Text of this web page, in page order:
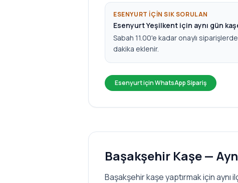
ESENYURT IÇIN SIK SORULAN
Esenyurt Yeşilkent için aynı gün
Sabah 11.00'e kadar onaylı
dakika eklenir.
Esenyurtiçin WhatsApp Sipariş
Başakşehir Kaşe —
Başakşehir kaşe yaptırmak için aynı